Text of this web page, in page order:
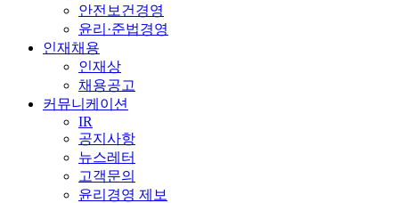
안전보건경영
윤리·준법경영
인재채용
인재상
채용공고
커뮤니케이션
IR
공지사항
뉴스레터
고객문의
윤리경영 제보